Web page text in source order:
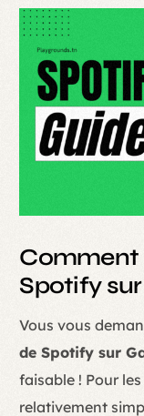
Comment
Spotify
Vous vous
de Spotify sur
faisable ! Pour
relativement